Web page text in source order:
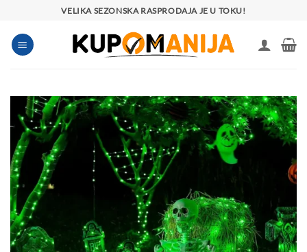
sadržaj
VELIKA SEZONSKA RASPRODAJA JE U TOKU!